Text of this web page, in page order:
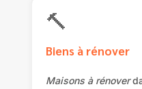
🔨
Biens à rénover
Maisons à rénover